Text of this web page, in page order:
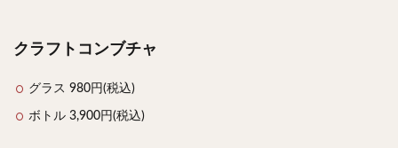
クラフトコンブチャ
グラス 980円(税込)
ボトル 3,900円(税込)